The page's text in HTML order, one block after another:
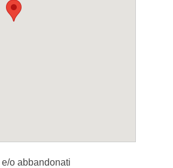
o abbandonati